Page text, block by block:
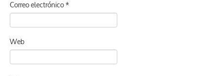
Correo electrónico*
Web